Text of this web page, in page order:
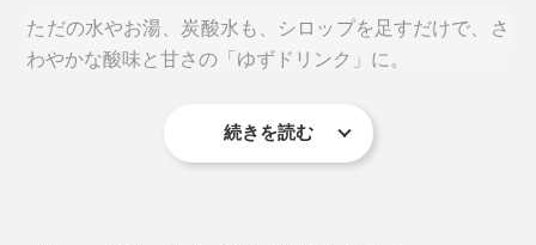
「仁淀ブルー」と呼ばれる、仁淀川の清流
の澄んだ水で育った、ゆずの香り高さと言ったら！
動物にはない嗅覚経路「レトロネーザル（Retronasal
smell）」を持っていて、食べ物・飲み物を口にした
時、口内やノドから鼻へ抜ける香りを感じています。
ただの水やお湯、炭酸水も、シロップを足すだけで、さ
わやかな酸味と甘さの「ゆずドリンク」に。
続きを読む